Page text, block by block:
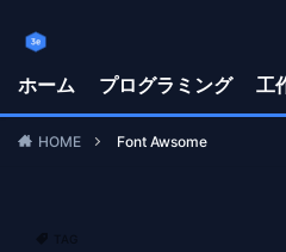
ホーム プログラミング 工
HOME Font Awsome